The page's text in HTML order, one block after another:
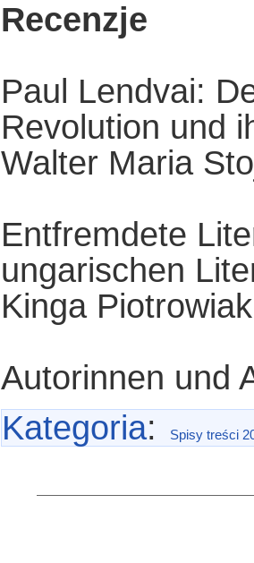
Recenzje
Paul Lendvai:
Revolution und
Walter Maria
Entfremdete
ungarischen
Kinga Piotrowiak
Autorinnen und
Kategoria: Spisy treści